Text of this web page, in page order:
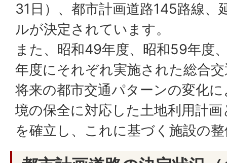
31日）、都市計画道路145路線
ルが決定されています。
また、昭和49年度、昭和59年度
年度にそれぞれ実施された総合
将来の都市交通パターンの変化
境の保全に対応した土地利用計
を確立し、これに基づく施設の